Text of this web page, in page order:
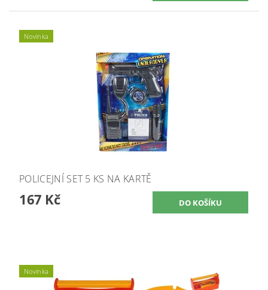
Novinka
POLICEJNÍ SET 5 KS NA KARTĚ
167 Kč
Novinka